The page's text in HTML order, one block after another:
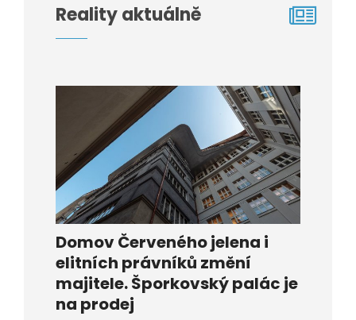
Reality aktuálně
Domov Červeného jelena i
elitních právníků změní
majitele. Šporkovský palác je
na prodej